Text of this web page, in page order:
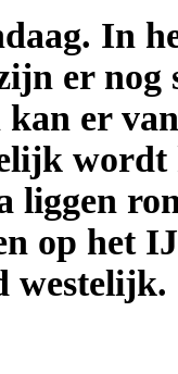
In
er nog
er
wordt
liggen
op het
westelijk.